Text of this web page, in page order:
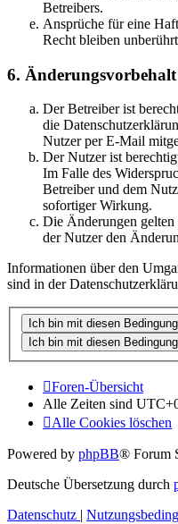
Betreibers.
Ansprüche für eine
Recht bleiben
6. Änderungsvorbehalt
Der Betreiber ist
die
Nutzer per E-Mail
Der Nutzer ist
Im Falle des
Betreiber und dem
sofortiger Wirkung.
Die Änderungen
der Nutzer den
Informationen über den
sind in der
Foren-Übersicht
Alle Zeiten sind
Alle Cookies löschen
Powered by phpBB® Forum
Deutsche Übersetzung durch
Datenschutz |